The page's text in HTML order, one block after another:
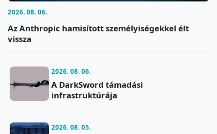
2026. 08. 06.
Az Anthropic hamisított személyiségekkel élt
vissza
2026. 08. 06.
A DarkSword támadási
infrastruktúrája
2026. 08. 05.